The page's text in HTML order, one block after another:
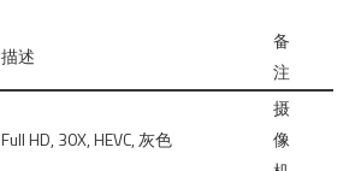
描述
备
注
Full HD, 30X, HEVC, 灰色
摄
像